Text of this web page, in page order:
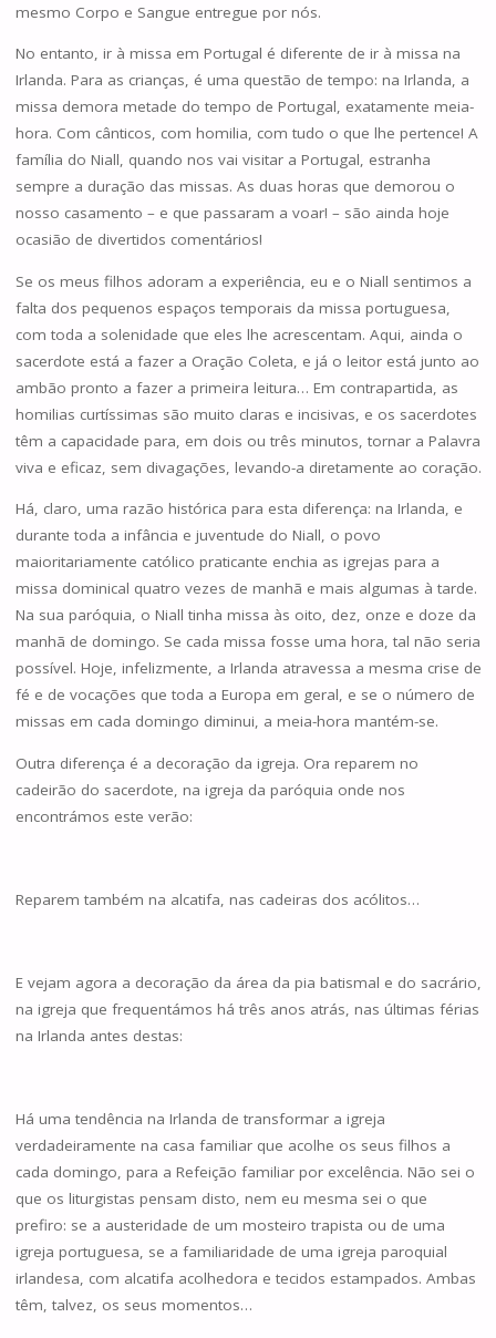
mesmo Corpo e Sangue entregue por nós.
No entanto, ir à missa em Portugal é diferente de ir à missa na
Irlanda. Para as crianças, é uma questão de tempo: na Irlanda, a
missa demora metade do tempo de Portugal, exatamente meia-
hora. Com cânticos, com homilia, com tudo o que lhe pertence! A
família do Niall, quando nos vai visitar a Portugal, estranha
sempre a duração das missas. As duas horas que demorou o
nosso casamento – e que passaram a voar! – são ainda hoje
ocasião de divertidos comentários!
Se os meus filhos adoram a experiência, eu e o Niall sentimos a
falta dos pequenos espaços temporais da missa portuguesa,
com toda a solenidade que eles lhe acrescentam. Aqui, ainda o
sacerdote está a fazer a Oração Coleta, e já o leitor está junto ao
ambão pronto a fazer a primeira leitura… Em contrapartida, as
homilias curtíssimas são muito claras e incisivas, e os sacerdotes
têm a capacidade para, em dois ou três minutos, tornar a Palavra
viva e eficaz, sem divagações, levando-a diretamente ao coração.
Há, claro, uma razão histórica para esta diferença: na Irlanda, e
durante toda a infância e juventude do Niall, o povo
maioritariamente católico praticante enchia as igrejas para a
missa dominical quatro vezes de manhã e mais algumas à tarde.
Na sua paróquia, o Niall tinha missa às oito, dez, onze e doze da
manhã de domingo. Se cada missa fosse uma hora, tal não seria
possível. Hoje, infelizmente, a Irlanda atravessa a mesma crise de
fé e de vocações que toda a Europa em geral, e se o número de
missas em cada domingo diminui, a meia-hora mantém-se.
Outra diferença é a decoração da igreja. Ora reparem no
cadeirão do sacerdote, na igreja da paróquia onde nos
encontrámos este verão:
Reparem também na alcatifa, nas cadeiras dos acólitos…
E vejam agora a decoração da área da pia batismal e do sacrário,
na igreja que frequentámos há três anos atrás, nas últimas férias
na Irlanda antes destas:
Há uma tendência na Irlanda de transformar a igreja
verdadeiramente na casa familiar que acolhe os seus filhos a
cada domingo, para a Refeição familiar por excelência. Não sei o
que os liturgistas pensam disto, nem eu mesma sei o que
prefiro: se a austeridade de um mosteiro trapista ou de uma
igreja portuguesa, se a familiaridade de uma igreja paroquial
irlandesa, com alcatifa acolhedora e tecidos estampados. Ambas
têm, talvez, os seus momentos…